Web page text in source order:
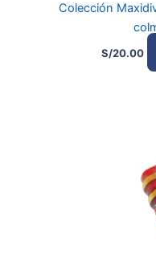
Colección
S/20.00